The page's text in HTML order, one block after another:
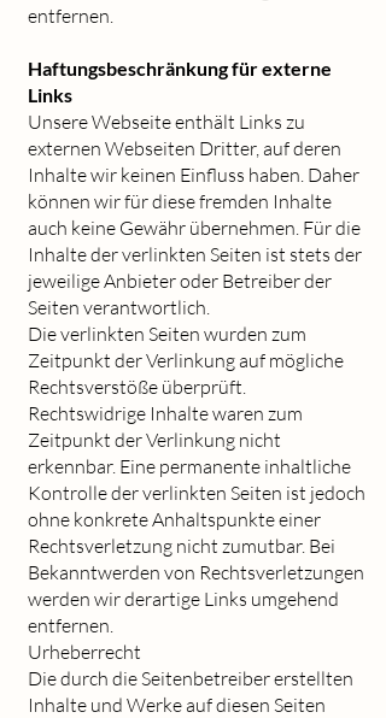
entfernen.
Haftungsbeschränkung für externe
Links​
Unsere Webseite enthält Links zu
externen Webseiten Dritter, auf deren
Inhalte wir keinen Einfluss haben. Daher
können wir für diese fremden Inhalte
auch keine Gewähr übernehmen. Für die
Inhalte der verlinkten Seiten ist stets der
jeweilige Anbieter oder Betreiber der
Seiten verantwortlich.
Die verlinkten Seiten wurden zum
Zeitpunkt der Verlinkung auf mögliche
Rechtsverstöße überprüft.
Rechtswidrige Inhalte waren zum
Zeitpunkt der Verlinkung nicht
erkennbar. Eine permanente inhaltliche
Kontrolle der verlinkten Seiten ist jedoch
ohne konkrete Anhaltspunkte einer
Rechtsverletzung nicht zumutbar. Bei
Bekanntwerden von Rechtsverletzungen
werden wir derartige Links umgehend
entfernen.
Urheberrecht
Die durch die Seitenbetreiber erstellten
Inhalte und Werke auf diesen Seiten